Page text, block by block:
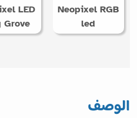
Neopixel RGB
led
LED
Grove
الوصف